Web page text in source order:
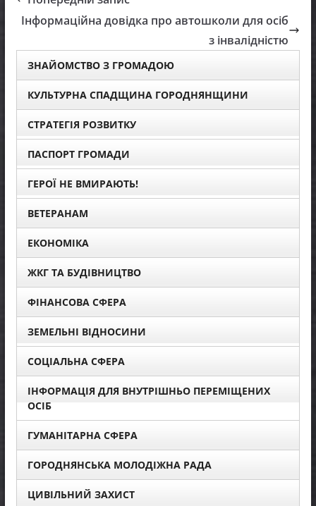
Інформаційна довідка про автошколи для осіб
з інвалідністю
ЗНАЙОМСТВО З ГРОМАДОЮ
КУЛЬТУРНА СПАДЩИНА ГОРОДНЯНЩИНИ
СТРАТЕГІЯ РОЗВИТКУ
ПАСПОРТ ГРОМАДИ
ГЕРОЇ НЕ ВМИРАЮТЬ!
ВЕТЕРАНАМ
ЕКОНОМІКА
ЖКГ ТА БУДІВНИЦТВО
ФІНАНСОВА СФЕРА
ЗЕМЕЛЬНІ ВІДНОСИНИ
СОЦІАЛЬНА СФЕРА
ІНФОРМАЦІЯ ДЛЯ ВНУТРІШНЬО ПЕРЕМІЩЕНИХ
ОСІБ
ГУМАНІТАРНА СФЕРА
ГОРОДНЯНСЬКА МОЛОДІЖНА РАДА
ЦИВІЛЬНИЙ ЗАХИСТ